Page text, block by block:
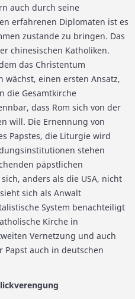
auch durch seine
erfahrenen Diplomaten ist es
zustande zu bringen. Das
chinesischen Katholiken.
das Christentum
wächst, einen ersten Ansatz,
die Gesamtkirche
dass Rom sich von der
will. Die Ernennung von
Papstes, die Liturgie wird
stehen
päpstlichen
anders als die USA, nicht
sich als Anwalt
System benachteiligt
Kirche in
Vernetzung und auch
Papst auch in deutschen